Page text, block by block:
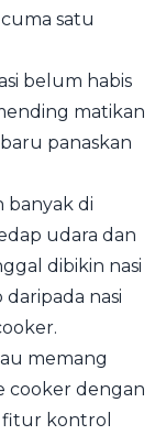
satu
belum habis
matikan
panaskan
banyak di
udara dan
dibikin nasi
nasi
memang
cooker dengan
kontrol